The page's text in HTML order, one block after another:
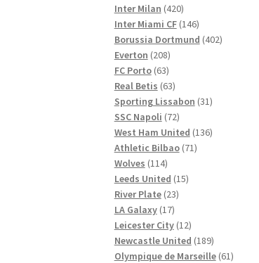
Inter Milan 420420
produkter
Inter Miami CF 146146
produkter
Borussia Dortmund 402402
Everton 208208
produkter
FC Porto 6363
produkter
Real Betis 6363
produkter
Sporting Lissabon 3131
SSC Napoli 7272
produkter
West Ham United 136136
Athletic Bilbao 7171
Wolves 114114
produkter
Leeds United 1515
River Plate 2323
LA Galaxy 1717
produkter
Leicester City 1212
produkter
Newcastle United 189189
produkter
Olympique de Marseille 6161